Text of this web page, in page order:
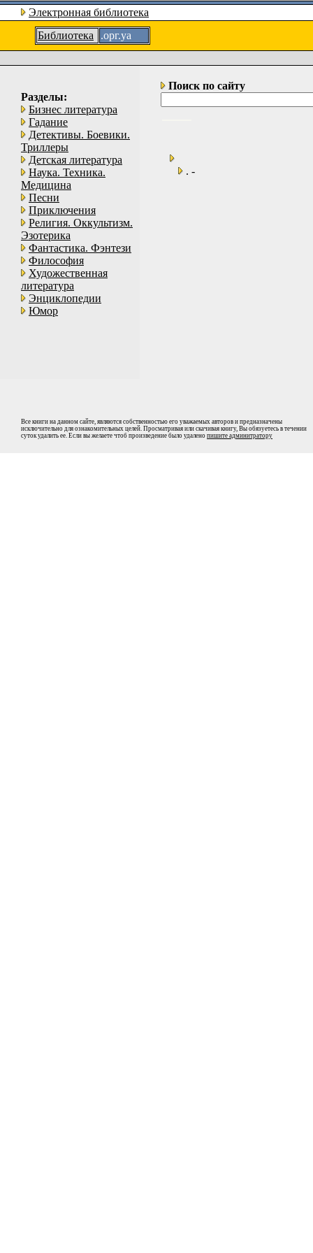
Электронная библиотека
Библиотека
.орг.уа
Разделы:
Бизнес литература
Гадание
Детективы. Боевики.
Триллеры
Детская литература
Наука. Техника.
Медицина
Песни
Приключения
Религия. Оккультизм.
Эзотерика
Фантастика. Фэнтези
Философия
Художественная
литература
Энциклопедии
Юмор
Поиск по сайту
. -
Все книги на данном сайте, являются собственностью его уважаемых авторов и предназначены
исключительно для ознакомительных целей. Просматривая или скачивая книгу, Вы обязуетесь в течении
суток удалить ее. Если вы желаете чтоб произведение было удалено пишите админитратору